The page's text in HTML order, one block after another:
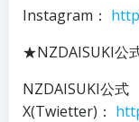
Instagram：
★NZDAISUKI公
NZDAISUKI公式
X(Twietter)：